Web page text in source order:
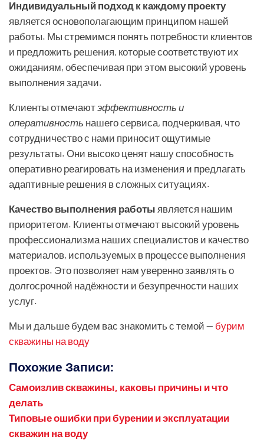
Индивидуальный подход к каждому проекту
является основополагающим принципом нашей
работы. Мы стремимся понять потребности клиентов
и предложить решения, которые соответствуют их
ожиданиям, обеспечивая при этом высокий уровень
выполнения задачи.
Клиенты отмечаютэффективность и
оперативность нашего сервиса, подчеркивая, что
сотрудничество с нами приносит ощутимые
результаты. Они высоко ценят нашу способность
оперативно реагировать на изменения и предлагать
адаптивные решения в сложных ситуациях.
Качество выполнения работы является нашим
приоритетом. Клиенты отмечают высокий уровень
профессионализма наших специалистов и качество
материалов, используемых в процессе выполнения
проектов. Это позволяет нам уверенно заявлять о
долгосрочной надёжности и безупречности наших
услуг.
Мы и дальше будем вас знакомить с темой — бурим
скважины на воду
Похожие Записи:
Самоизлив скважины, каковы причины и что
делать
Типовые ошибки при бурении и эксплуатации
скважин на воду